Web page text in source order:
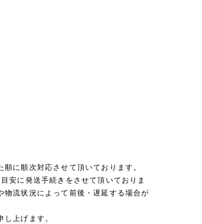
に順次対応させて頂いております。
安に発送手続きをさせて頂いておりま
物流状況によって前後・遅延する場合が
上げます。